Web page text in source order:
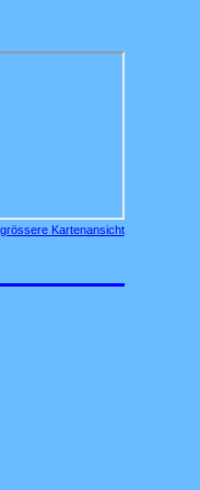
grössere Kartenansicht